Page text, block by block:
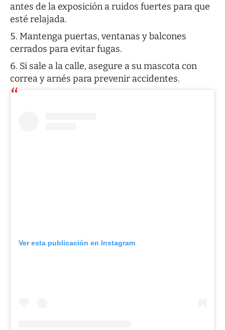
antes de la exposición a ruidos fuertes para que
esté relajada.
Mantenga puertas, ventanas y balcones
cerrados para evitar fugas.
Si sale a la calle, asegure a su mascota con
correa y arnés para prevenir accidentes.
Ver esta publicación en Instagram